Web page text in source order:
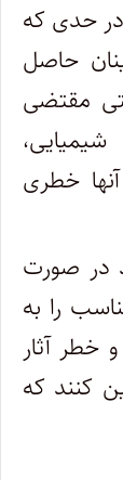
در حدی که
حاصل
مقتضی
خطری
در صورت
را به
خطر آثار
کنند که